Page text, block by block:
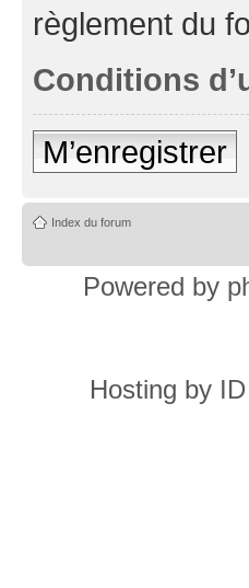
règlement du
Conditions
M’enregistrer
Index du forum
Powered by
Hosting by